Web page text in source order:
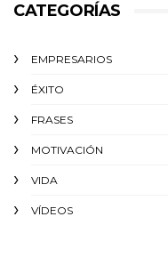
CATEGORÍAS
EMPRESARIOS
ÉXITO‬
FRASES
MOTIVACIÓN
VIDA
VÍDEOS